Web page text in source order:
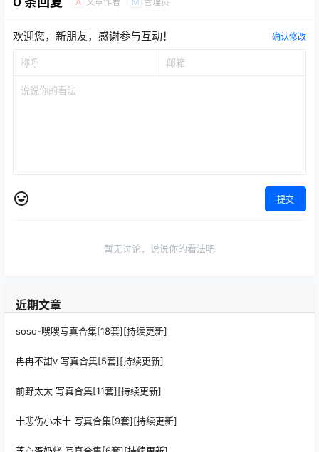
欢迎您，新朋友，感谢参与互动！ 确认修改
提交
暂无讨论，说说你的看法吧
近期文章
soso-嗖嗖写真合集[18套][持续更新]
冉冉不甜v 写真合集[5套][持续更新]
前野太太 写真合集[11套][持续更新]
十悲伤小木十 写真合集[9套][持续更新]